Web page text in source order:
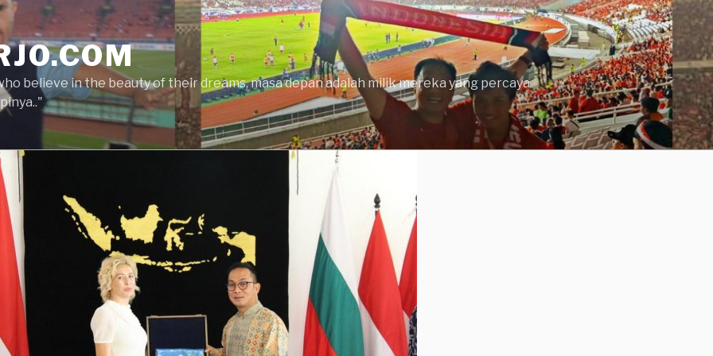
believe in the beauty of their dreams, masa depan adalah milik mereka yang percaya